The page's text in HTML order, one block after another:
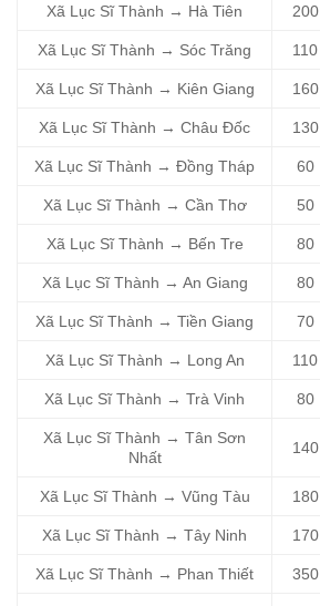
Xã Lục Sĩ Thành → Hà Tiên 200
Xã Lục Sĩ Thành → Sóc Trăng 110
Xã Lục Sĩ Thành → Kiên Giang 160
Xã Lục Sĩ Thành → Châu Đốc 130
Xã Lục Sĩ Thành → Đồng Tháp 60
Xã Lục Sĩ Thành → Cần Thơ 50
Xã Lục Sĩ Thành → Bến Tre 80
Xã Lục Sĩ Thành → An Giang 80
Xã Lục Sĩ Thành → Tiền Giang 70
Xã Lục Sĩ Thành → Long An 110
Xã Lục Sĩ Thành → Trà Vinh 80
Xã Lục Sĩ Thành → Tân Sơn
Nhất
140
Xã Lục Sĩ Thành → Vũng Tàu 180
Xã Lục Sĩ Thành → Tây Ninh 170
Xã Lục Sĩ Thành → Phan Thiết 350